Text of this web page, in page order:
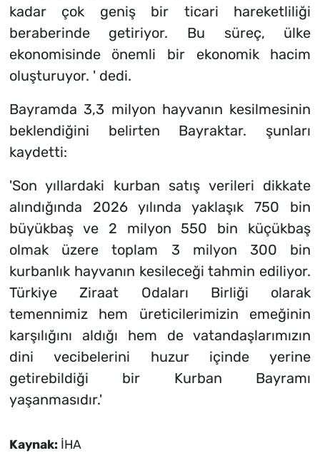
kadar çok geniş bir ticari hareketliliği
beraberinde getiriyor. Bu süreç, ülke
ekonomisinde önemli bir ekonomik hacim
oluşturuyor. ' dedi.
Bayramda 3,3 milyon hayvanın kesilmesinin
beklendiğini belirten Bayraktar. şunları
kaydetti:
'Son yıllardaki kurban satış verileri dikkate
alındığında 2026 yılında yaklaşık 750 bin
büyükbaş ve 2 milyon 550 bin küçükbaş
olmak üzere toplam 3 milyon 300 bin
kurbanlık hayvanın kesileceği tahmin ediliyor.
Türkiye Ziraat Odaları Birliği olarak
temennimiz hem üreticilerimizin emeğinin
karşılığını aldığı hem de vatandaşlarımızın
dini vecibelerini huzur içinde yerine
getirebildiği bir Kurban Bayramı
yaşanmasıdır.'
Kaynak: İHA